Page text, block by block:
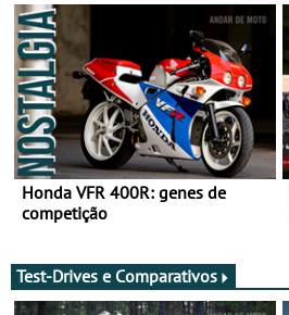
Honda VFR 400R: genes de
competição
Test-Drives e Comparativos